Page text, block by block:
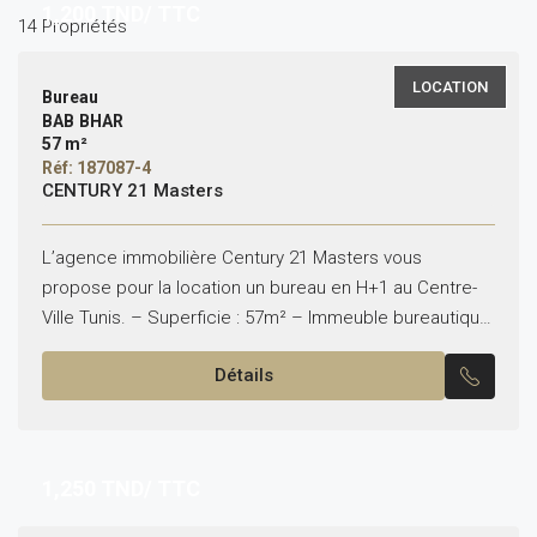
14 Propriétés
LOCATION
1,200 TND/ TTC
Bureau
BAB BHAR
57 m²
Réf: 187087-4
CENTURY 21 Masters
L’agence immobilière Century 21 Masters vous
propose pour la location un bureau en H+1 au Centre-
Ville Tunis. – Superficie : 57m² – Immeuble bureautique
* Composition : – Accueil – Un bureau...
Détails